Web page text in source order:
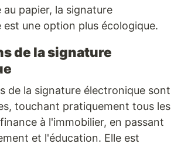
au papier, la signature
est une option plus écologique.
de la signature
de la signature électronique sont
touchant pratiquement tous les
à l'immobilier, en passant
et l'éducation. Elle est